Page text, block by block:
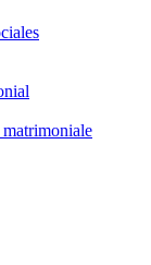
matrimoniale